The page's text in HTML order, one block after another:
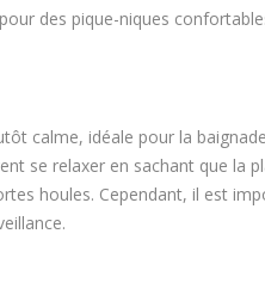
des pique-niques
calme, idéale pour la
se relaxer en sachant que la
houles. Cependant, il est